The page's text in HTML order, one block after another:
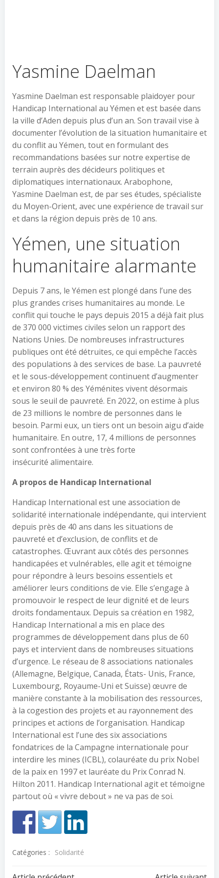
Yasmine Daelman
Yasmine Daelman est responsable plaidoyer pour
Handicap International au Yémen et est basée dans
la ville d’Aden depuis plus d’un an. Son travail vise à
documenter l’évolution de la situation humanitaire et
du conflit au Yémen, tout en formulant des
recommandations basées sur notre expertise de
terrain auprès des décideurs politiques et
diplomatiques internationaux. Arabophone,
Yasmine Daelman est, de par ses études, spécialiste
du Moyen-Orient, avec une expérience de travail sur
et dans la région depuis près de 10 ans.
Yémen, une situation
humanitaire alarmante
Depuis 7 ans, le Yémen est plongé dans l’une des
plus grandes crises humanitaires au monde. Le
conflit qui touche le pays depuis 2015 a déjà fait plus
de 370 000 victimes civiles selon un rapport des
Nations Unies. De nombreuses infrastructures
publiques ont été détruites, ce qui empêche l’accès
des populations à des services de base. La pauvreté
et le sous-développement continuent d’augmenter
et environ 80 % des Yéménites vivent désormais
sous le seuil de pauvreté. En 2022, on estime à plus
de 23 millions le nombre de personnes dans le
besoin. Parmi eux, un tiers ont un besoin aigu d’aide
humanitaire. En outre, 17, 4 millions de personnes
sont confrontées à une très forte
insécurité alimentaire.
A propos de Handicap International
Handicap International est une association de
solidarité internationale indépendante, qui intervient
depuis près de 40 ans dans les situations de
pauvreté et d’exclusion, de conflits et de
catastrophes. Œuvrant aux côtés des personnes
handicapées et vulnérables, elle agit et témoigne
pour répondre à leurs besoins essentiels et
améliorer leurs conditions de vie. Elle s’engage à
promouvoir le respect de leur dignité et de leurs
droits fondamentaux. Depuis sa création en 1982,
Handicap International a mis en place des
programmes de développement dans plus de 60
pays et intervient dans de nombreuses situations
d’urgence. Le réseau de 8 associations nationales
(Allemagne, Belgique, Canada, États- Unis, France,
Luxembourg, Royaume-Uni et Suisse) œuvre de
manière constante à la mobilisation des ressources,
à la cogestion des projets et au rayonnement des
principes et actions de l’organisation. Handicap
International est l’une des six associations
fondatrices de la Campagne internationale pour
interdire les mines (ICBL), colauréate du prix Nobel
de la paix en 1997 et lauréate du Prix Conrad N.
Hilton 2011. Handicap International agit et témoigne
partout où « vivre debout » ne va pas de soi.
Catégories : Solidarité